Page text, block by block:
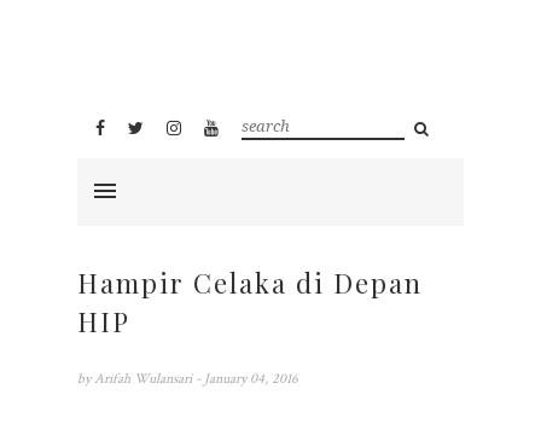
Hampir Celaka di Depan
HIP
by Arifah Wulansari - January 04, 2016